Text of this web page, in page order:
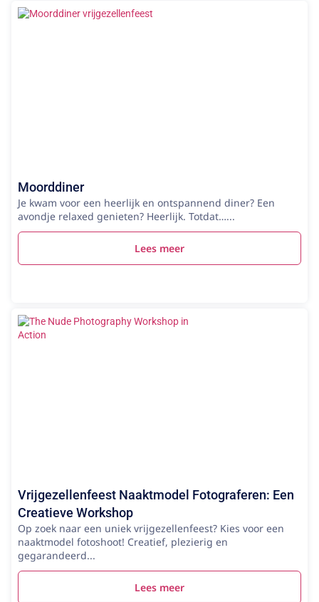
Moorddiner
Je kwam voor een heerlijk en ontspannend diner? Een
avondje relaxed genieten? Heerlijk. Totdat…...
Lees meer
Vrijgezellenfeest Naaktmodel Fotograferen: Een
Creatieve Workshop
Op zoek naar een uniek vrijgezellenfeest? Kies voor een
naaktmodel fotoshoot! Creatief, plezierig en
gegarandeerd...
Lees meer